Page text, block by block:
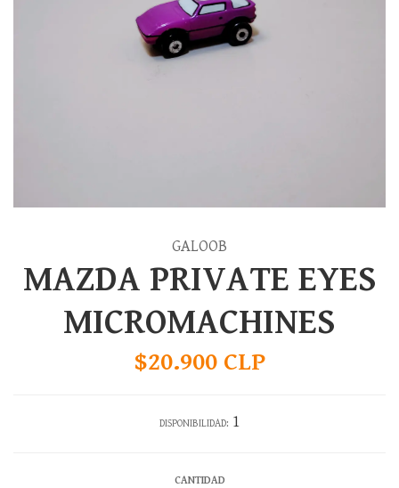
GALOOB
MAZDA PRIVATE EYES
MICROMACHINES
$20.900 CLP
DISPONIBILIDAD: 1
CANTIDAD